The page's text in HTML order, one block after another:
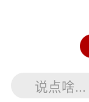
说点啥...